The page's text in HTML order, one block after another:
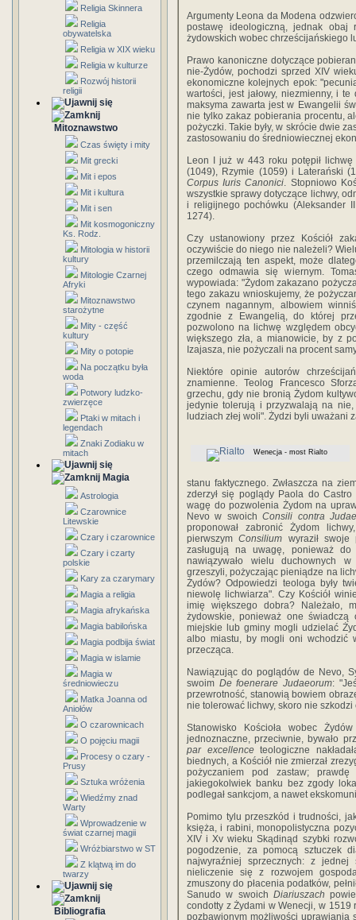
Religia Skinnera
Religia
obywatelska
Religia w XIX wieku
Religia w kulturze
Rozwój historii
religii
Mitoznawstwo
Czas święty i mity
Mit grecki
Mit i epos
Mit i kultura
Mit i sen
Mit kosmogoniczny
Ks. Rodz.
Mitologia w historii
kultury
Mitologie Czarnej
Afryki
Mitoznawstwo
starożytne
Mity - część
kultury
Mity o potopie
Na początku była
woda
Potwory ludzko-
zwierzęce
Ptaki w mitach i
legendach
Znaki Zodiaku w
mitach
Magia
Astrologia
Czarownice
Litewskie
Czary i czarownice
Czary i czarty
polskie
Kary za czarymary
Magia a religia
Magia afrykańska
Magia babilońska
Magia podbija świat
Magia w islamie
Magia w
średniowieczu
Matka Joanna od
Aniołów
O czarownicach
O pojęciu magii
Procesy o czary -
Prusy
Sztuka wróżenia
Wiedźmy znad
Warty
Wprowadzenie w
świat czarnej magii
Wróżbiarstwo w ST
Z klątwą im do
twarzy
Bibliografia
Argumenty Leona da Modena
postawę ideologiczną, jednak obaj
żydowskich wobec chrześcijańskiego
Prawo kanoniczne dotyczące
nie-Żydów, pochodzi sprzed XIV
ekonomiczne kolejnych epok:
wartości, jest jałowy, niezmienny, i
maksyma zawarta jest w Ewangelii
nie tylko zakaz pobierania procentu,
pożyczki. Takie były, w skrócie dwie
zastosowaniu do średniowiecznej
Leon I już w 443 roku potępił
(1049), Rzymie (1059) i Laterański
Corpus Iuris Canonici. Stopniowo
wszystkie sprawy dotyczące lichwy,
i religijnego pochówku (Aleksander
1274).
Czy ustanowiony przez Kościół
oczywiście do niego nie należeli?
przemilczają ten aspekt, może
czego odmawia się wiernym.
wypowiada: "Żydom zakazano
tego zakazu wnioskujemy, że
czynem nagannym, albowiem
zgodnie z Ewangelią, do której
pozwolono na lichwę względem
większego zła, a mianowicie, by z
Izajasza, nie pożyczali na procent
Niektóre opinie autorów
znamienne. Teolog Francesco
grzechu, gdy nie bronią Żydom
jedynie tolerują i przyzwalają na
ludziach złej woli". Żydzi byli
Wenecja - most Rialto
stanu faktycznego. Zwłaszcza na
zderzył się poglądy Paola do
wagę do pozwolenia Żydom na
Nevo w swoichConsili contra
proponował zabronić Żydom
pierwszymConsilium wyraził
zasługują na uwagę, ponieważ
nawiązywało wielu duchownych
grzeszyli, pożyczając pieniądze na
Żydów? Odpowiedzi teologa były
niewolę lichwiarza". Czy Kościół
imię większego dobra? Należało,
żydowskie, ponieważ one świadczą
miejskie lub gminy mogli udzielać
albo miastu, by mogli oni wchodzić
przecząca.
Nawiązując do poglądów de Nevo,
swoim De foenerare Judaeorum:
przewrotność, stanowią bowiem
nie tolerować lichwy, skoro nie
Stanowisko Kościoła wobec
jednoznaczne, przeciwnie, bywało
par excellenceteologiczne
biednych, a Kościół nie zmierzał
pożyczaniem pod zastaw;
jakiegokolwiek banku bez zgody
podlegał sankcjom, a nawet
Pomimo tylu przeszkód i trudności,
księża, i rabini, monopolistyczna
XIV i Xv wieku Skądinąd szybki
pogodzenie, za pomocą sztuczek
najwyraźniej sprzecznych: z
nieliczenie się z rozwojem
zmuszony do płacenia podatków,
Sanudo w swoichDiariuszach
condotty z Żydami w Wenecji, w
pozbawionym możliwości uprawiania